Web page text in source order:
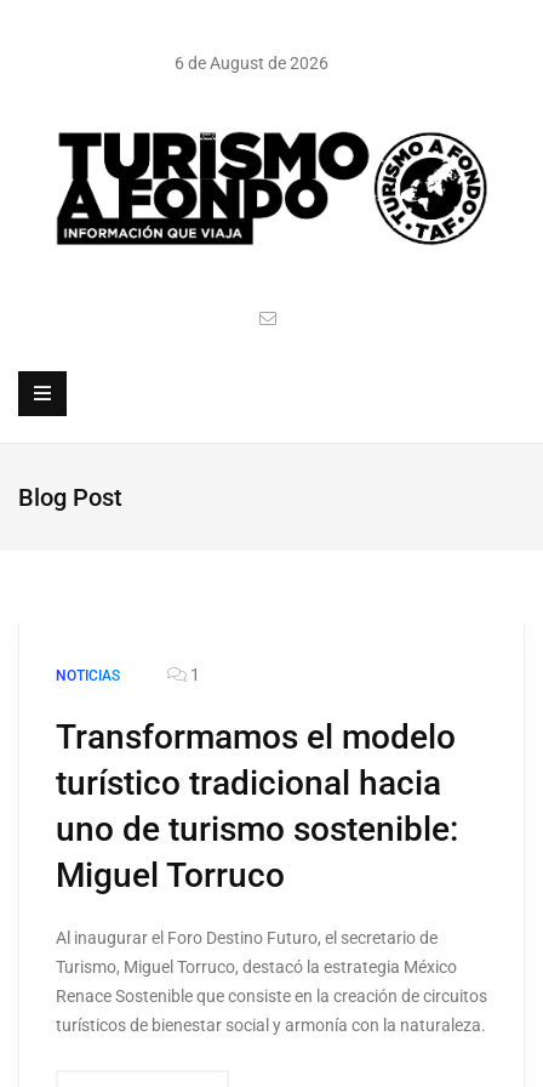
6 de August de 2026
Blog Post
NOTICIAS 1
Transformamos el modelo
turístico tradicional hacia
uno de turismo sostenible:
Miguel Torruco
Al inaugurar el Foro Destino Futuro, el secretario de
Turismo, Miguel Torruco, destacó la estrategia México
Renace Sostenible que consiste en la creación de circuitos
turísticos de bienestar social y armonía con la naturaleza.